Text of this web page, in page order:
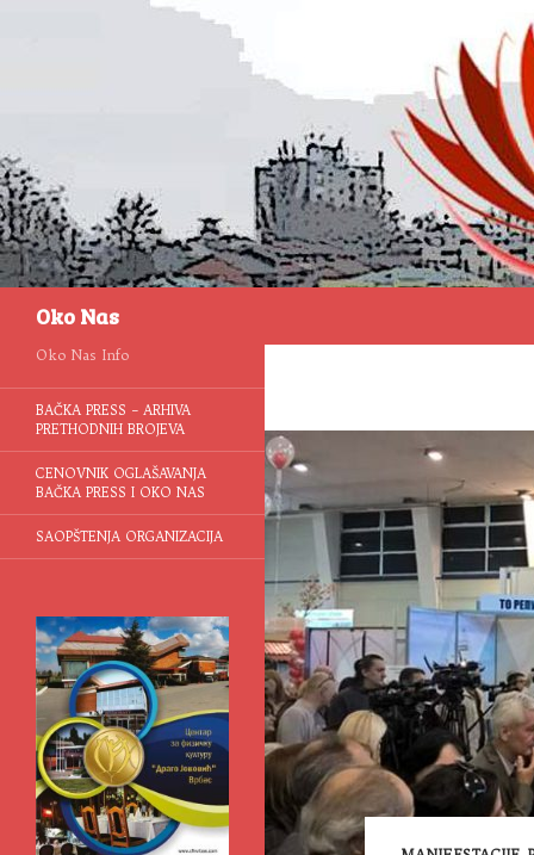
Oko Nas
Oko Nas Info
BAČKA PRESS – ARHIVA
PRETHODNIH BROJEVA
CENOVNIK OGLAŠAVANJA
BAČKA PRESS I OKO NAS
SAOPŠTENJA ORGANIZACIJA